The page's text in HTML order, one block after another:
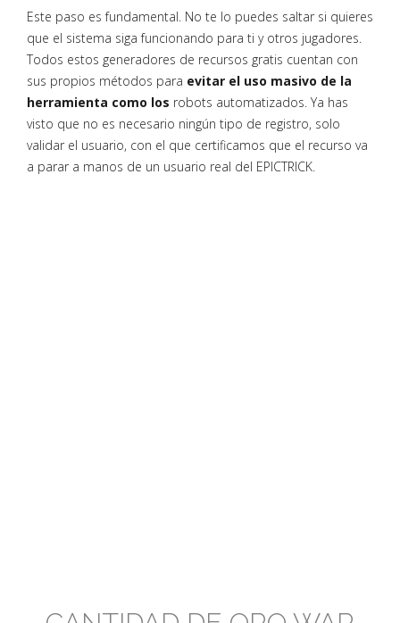
Este paso es fundamental. No te lo puedes saltar si quieres
que el sistema siga funcionando para ti y otros jugadores.
Todos estos generadores de recursos gratis cuentan con
sus propios métodos para evitar el uso masivo de la
herramienta como los robots automatizados. Ya has
visto que no es necesario ningún tipo de registro, solo
validar el usuario, con el que certificamos que el recurso va
a parar a manos de un usuario real del EPICTRICK.